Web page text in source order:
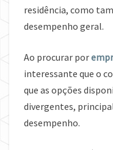
residência, como
desempenho geral.
Ao procurar por
interessante que o
que as opções
divergentes,
desempenho.